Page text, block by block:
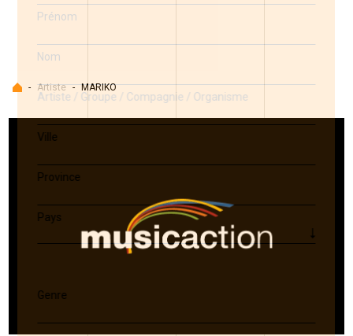
Accueil
- Artiste - MARIKO
Prénom
Nom
Artiste / Groupe / Compagnie / Organisme
Ville
Province
Pays
Genre